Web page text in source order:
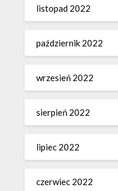
listopad 2022
październik 2022
wrzesień 2022
sierpień 2022
lipiec 2022
czerwiec 2022